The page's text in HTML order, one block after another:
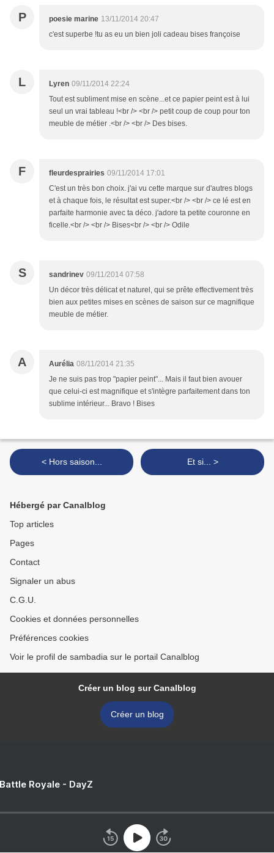
P poesie marine 13/11/2014 20:47
c'est superbe !tu as eu un bien joli cadeau bises françoise
L Lyren 09/11/2014 22:24
Tout est subliment mise en scène...et ce papier peint est à lui
seul un vrai tableau !<br /> <br /> petit coup de coup pour ton
meuble de métier .<br /> <br /> Des bises.
F fleurdesprairies 09/11/2014 17:01
C'est un très bon choix. j'ai vu cette marque sur d'autres blogs
et à chaque fois, le résultat est super.<br /> <br /> ce lé est en
parfaite harmonie avec ta déco. j'adore ta petite couronne en
ficelle.<br /> <br /> Bises<br /> <br /> Odile
S sandrinev 09/11/2014 07:58
Un décor très délicat et naturel, qui se prête effectivement très
bien aux petites mises en scènes de saison sur ce magnifique
meuble de métier.
A Aurélia 08/11/2014 21:35
Je ne suis pas trop "papier peint"... Mais il faut bien avouer
que celui-ci est magnifique et s'intègre parfaitement dans ton
sublime intérieur... Bravo ! Bises
< Hors saison... Et si... >
Hébergé par Canalblog
Top articles
Pages
Contact
Signaler un abus
C.G.U.
Cookies et données personnelles
Préférences cookies
Voir le profil de sambadia sur le portail Canalblog
Créer un blog sur Canalblog
Créer un blog
Royale - DayZ